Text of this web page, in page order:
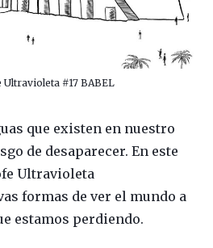
#17 BABEL
que existen en nuestro
de desaparecer. En este
Ultravioleta
formas de ver el mundo a
estamos perdiendo.